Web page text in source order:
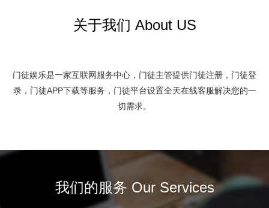
关于我们 About US
门徒娱乐是一家互联网服务中心，门徒主管提供门徒注册，门徒登
录，门徒APP下载等服务，门徒平台设置全天在线客服解决您的一
切需求。
我们的服务 Our Services